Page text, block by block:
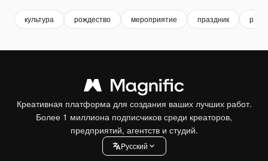
культура рождество мероприятие праздник
Креативная платформа для создания ваших лучших работ.
Более 1 миллиона подписчиков среди креаторов,
предприятий, агентств и студий.
Pусский